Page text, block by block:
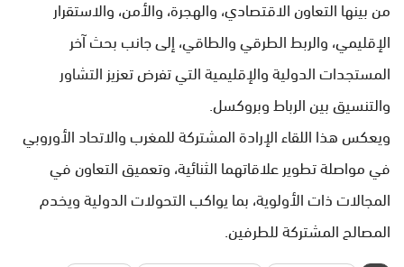
من بينها التعاون الاقتصادي، والهجرة، والأمن، والاستقرار
الإقليمي، والربط الطرقي والطاقي، إلى جانب بحث آخر
المستجدات الدولية والإقليمية التي تفرض تعزيز التشاور
والتنسيق بين الرباط وبروكسل.
ويعكس هذا اللقاء الإرادة المشتركة للمغرب والاتحاد الأوروبي
في مواصلة تطوير علاقاتهما الثنائية، وتعميق التعاون في
المجالات ذات الأولوية، بما يواكب التحولات الدولية ويخدم
المصالح المشتركة للطرفين.